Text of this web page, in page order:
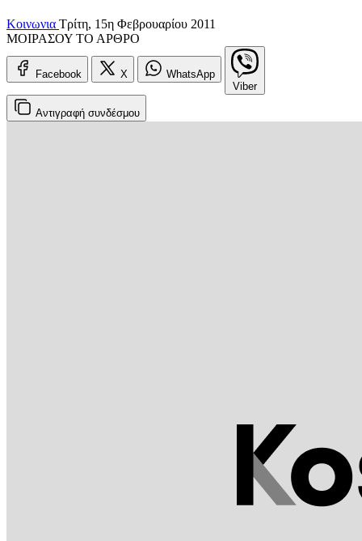
Κοινωνια Τρίτη, 15η Φεβρουαρίου 2011
ΜΟΙΡΑΣΟΥ ΤΟ ΑΡΘΡΟ
Facebook X
WhatsApp
Viber
Αντιγραφή συνδέσμου